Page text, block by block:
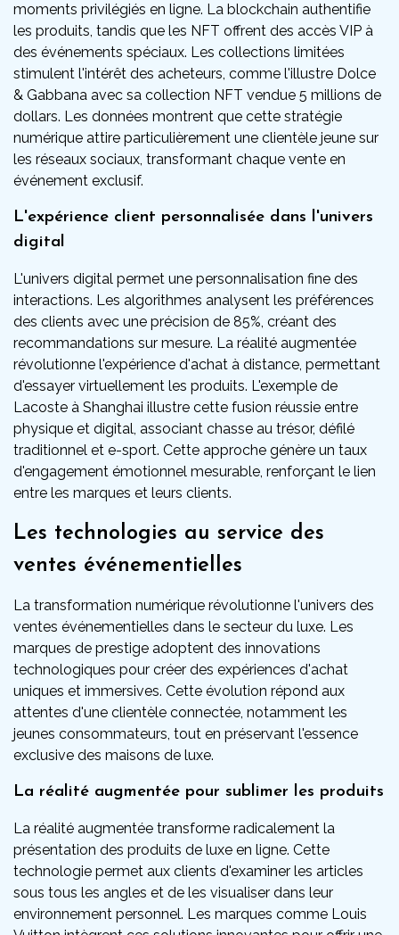
moments privilégiés en ligne. La blockchain authentifie
les produits, tandis que les NFT offrent des accès VIP à
des événements spéciaux. Les collections limitées
stimulent l'intérêt des acheteurs, comme l'illustre Dolce
& Gabbana avec sa collection NFT vendue 5 millions de
dollars. Les données montrent que cette stratégie
numérique attire particulièrement une clientèle jeune sur
les réseaux sociaux, transformant chaque vente en
événement exclusif.
L'expérience client personnalisée dans l'univers
digital
L'univers digital permet une personnalisation fine des
interactions. Les algorithmes analysent les préférences
des clients avec une précision de 85%, créant des
recommandations sur mesure. La réalité augmentée
révolutionne l'expérience d'achat à distance, permettant
d'essayer virtuellement les produits. L'exemple de
Lacoste à Shanghai illustre cette fusion réussie entre
physique et digital, associant chasse au trésor, défilé
traditionnel et e-sport. Cette approche génère un taux
d'engagement émotionnel mesurable, renforçant le lien
entre les marques et leurs clients.
Les technologies au service des
ventes événementielles
La transformation numérique révolutionne l'univers des
ventes événementielles dans le secteur du luxe. Les
marques de prestige adoptent des innovations
technologiques pour créer des expériences d'achat
uniques et immersives. Cette évolution répond aux
attentes d'une clientèle connectée, notamment les
jeunes consommateurs, tout en préservant l'essence
exclusive des maisons de luxe.
La réalité augmentée pour sublimer les produits
La réalité augmentée transforme radicalement la
présentation des produits de luxe en ligne. Cette
technologie permet aux clients d'examiner les articles
sous tous les angles et de les visualiser dans leur
environnement personnel. Les marques comme Louis